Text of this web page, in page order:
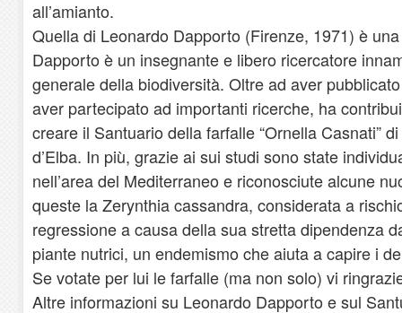
all’amianto.
Quella di Leonardo Dapporto (Firenze, 1971) è
Dapporto è un insegnante e libero ricercatore
generale della biodiversità. Oltre ad aver
aver partecipato ad importanti ricerche, ha
creare il Santuario della farfalle “Ornella Casnati”
d’Elba. In più, grazie ai sui studi sono state
nell’area del Mediterraneo e riconosciute alcune
queste la Zerynthia cassandra, considerata a
regressione a causa della sua stretta dipendenza
piante nutrici, un endemismo che aiuta a capire i
Se votate per lui le farfalle (ma non solo) vi
Altre informazioni su Leonardo Dapporto e sul